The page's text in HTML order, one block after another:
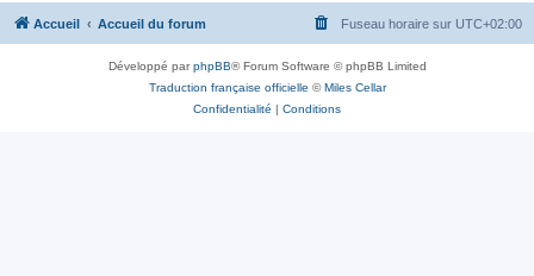
Accueil Accueil du forum Fuseau horaire sur UTC+02:00
Développé parphpBB® Forum Software © phpBB Limited
Traduction française officielle ©Miles Cellar
Confidentialité | Conditions